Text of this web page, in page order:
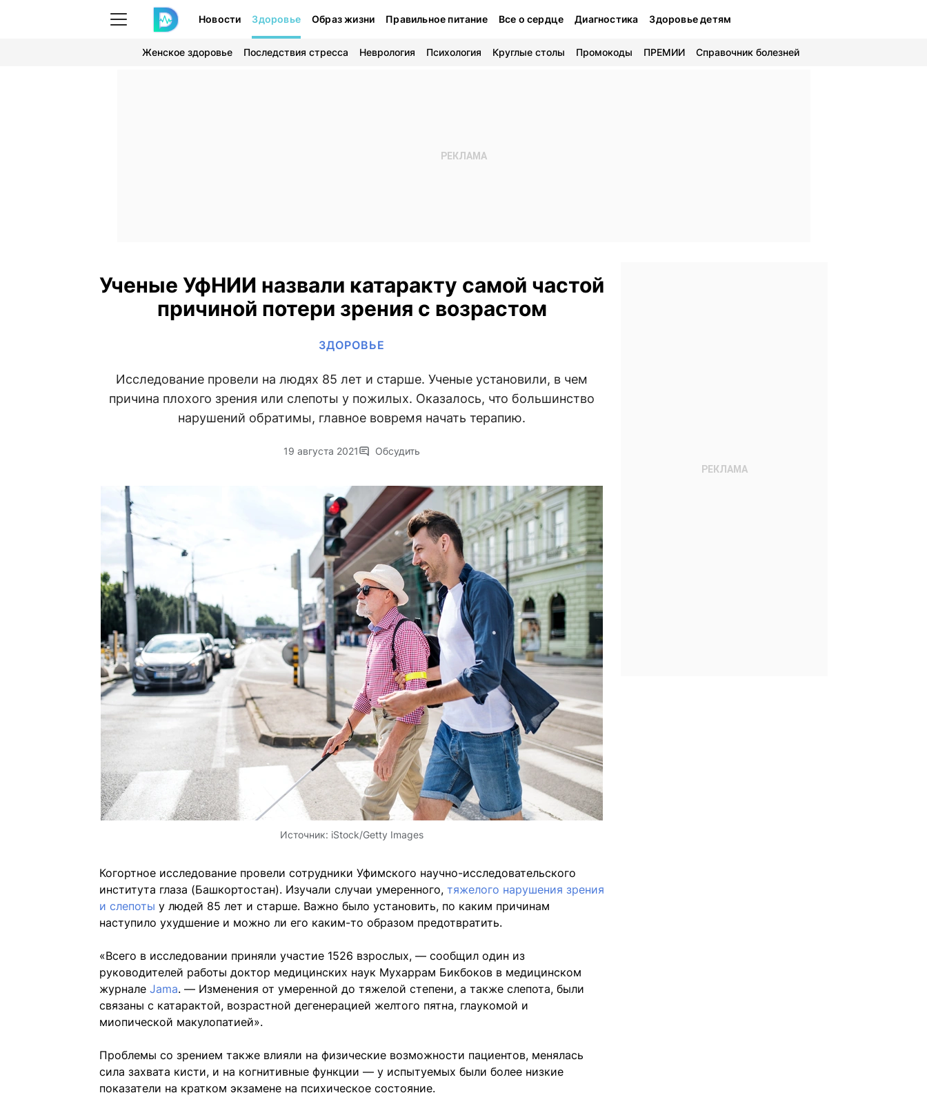
Новости Здоровье Образ жизни Правильное питание Все о сердце Диагностика Здоровье детям
Женское здоровье Последствия стресса Неврология Психология Круглые столы Промокоды ПРЕМИИ Справочник болезней
Ученые УфНИИ назвали катаракту самой частой
причиной потери зрения с возрастом
ЗДОРОВЬЕ
Исследование провели на людях 85 лет и старше. Ученые установили, в чем
причина плохого зрения или слепоты у пожилых. Оказалось, что большинство
нарушений обратимы, главное вовремя начать терапию.
19 августа 2021 Обсудить
Источник: iStock/Getty Images
Когортное исследование провели сотрудники Уфимского научно-исследовательского
института глаза (Башкортостан). Изучали случаи умеренного, тяжелого нарушения зрения
и слепоты у людей 85 лет и старше. Важно было установить, по каким причинам
наступило ухудшение и можно ли его каким-то образом предотвратить.
«Всего в исследовании приняли участие 1526 взрослых, — сообщил один из
руководителей работы доктор медицинских наук Мухаррам Бикбоков в медицинском
журнале Jama. — Изменения от умеренной до тяжелой степени, а также слепота, были
связаны с катарактой, возрастной дегенерацией желтого пятна, глаукомой и
миопической макулопатией».
Проблемы со зрением также влияли на физические возможности пациентов, менялась
сила захвата кисти, и на когнитивные функции — у испытуемых были более низкие
показатели на кратком экзамене на психическое состояние.